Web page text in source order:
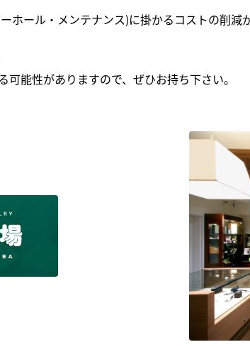
ホール・メンテナンス)に掛かるコストの削
能性がありますので、ぜひお持ち下さい｡